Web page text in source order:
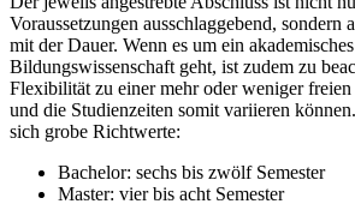
Voraussetzungen ausschlaggebend, sondern
mit der Dauer. Wenn es um ein
Bildungswissenschaft geht, ist zudem zu
Flexibilität zu einer mehr oder weniger
und die Studienzeiten somit variieren
sich grobe Richtwerte:
Bachelor: sechs bis zwölf Semester
Master: vier bis acht Semester